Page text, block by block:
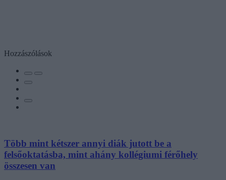
Hozzászólások
Több mint kétszer annyi diák jutott be a
felsőoktatásba, mint ahány kollégiumi férőhely
összesen van